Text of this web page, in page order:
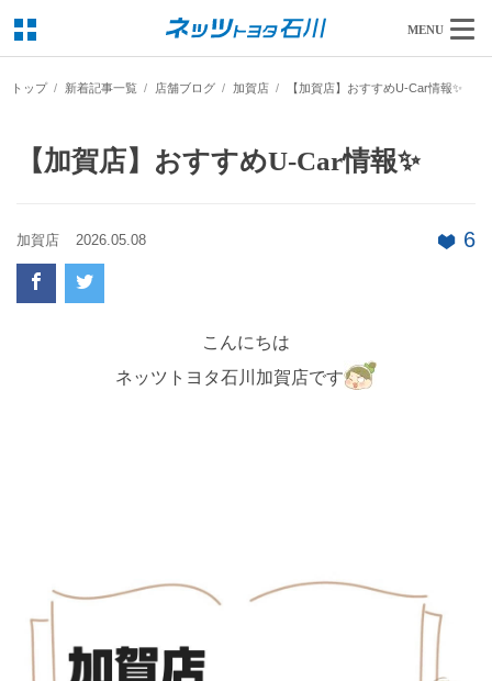
MENU
トップ 新着記事一覧 店舗ブログ 加賀店 【加賀店】おすすめU-Car情報✨
【加賀店】おすすめU-Car情報✨
加賀店 2026.05.08 6
こんにちは
ネッツトヨタ石川加賀店です